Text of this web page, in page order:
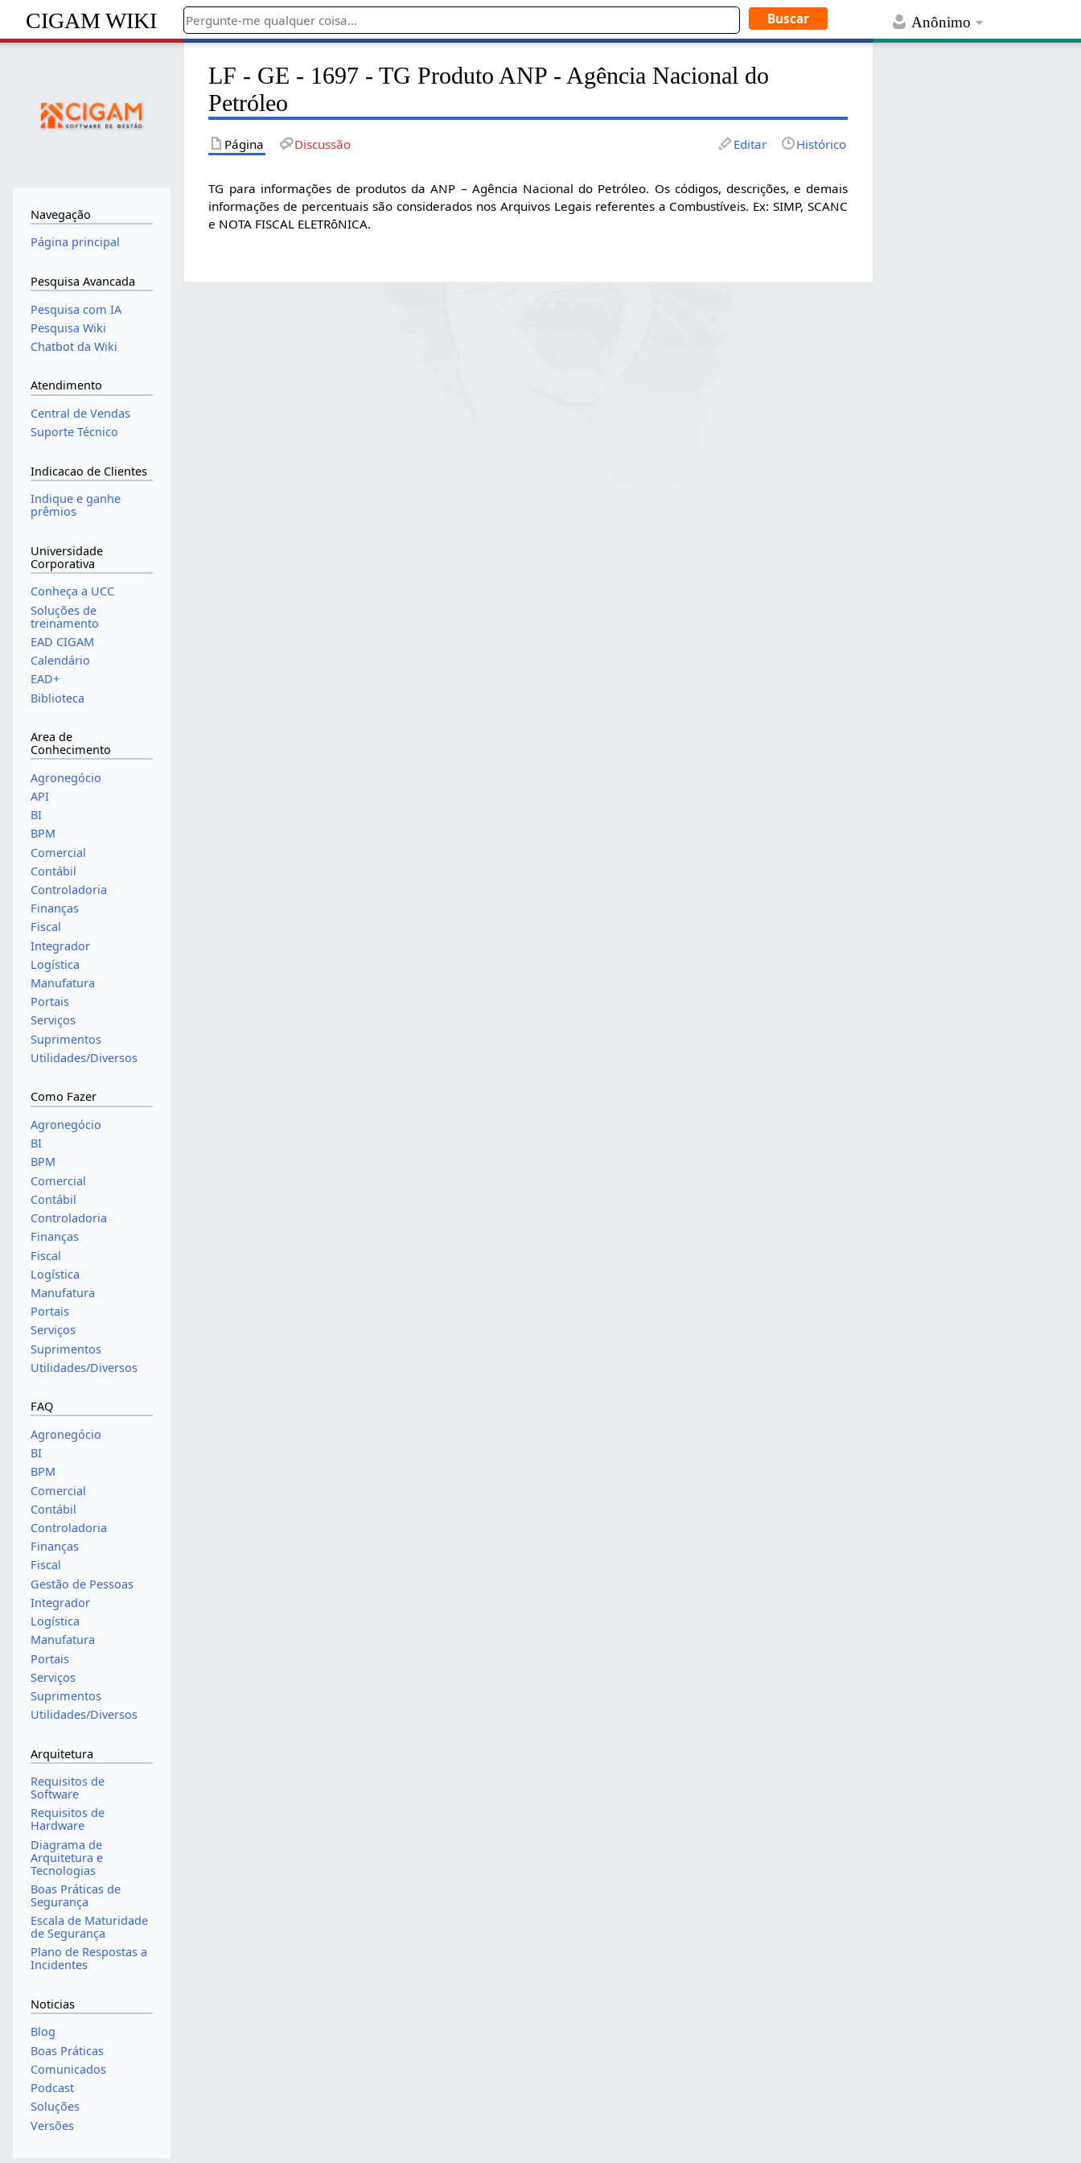
Anônimo
CIGAM WIKI
LF - GE - 1697 - TG Produto ANP - Agência Nacional do
Petróleo
Página Discussão Editar Histórico
TG para informações de produtos da ANP – Agência Nacional do Petróleo. Os códigos, descrições, e demais
informações de percentuais são considerados nos Arquivos Legais referentes a Combustíveis. Ex: SIMP, SCANC
e NOTA FISCAL ELETRôNICA.
Navegação
Página principal
Pesquisa Avancada
Pesquisa com IA
Pesquisa Wiki
Chatbot da Wiki
Atendimento
Central de Vendas
Suporte Técnico
Indicacao de Clientes
Indique e ganhe
prêmios
Universidade
Corporativa
Conheça a UCC
Soluções de
treinamento
EAD CIGAM
Calendário
EAD+
Biblioteca
Area de
Conhecimento
Agronegócio
API
BI
BPM
Comercial
Contábil
Controladoria
Finanças
Fiscal
Integrador
Logística
Manufatura
Portais
Serviços
Suprimentos
Utilidades/Diversos
Como Fazer
Agronegócio
BI
BPM
Comercial
Contábil
Controladoria
Finanças
Fiscal
Logística
Manufatura
Portais
Serviços
Suprimentos
Utilidades/Diversos
FAQ
Agronegócio
BI
BPM
Comercial
Contábil
Controladoria
Finanças
Fiscal
Gestão de Pessoas
Integrador
Logística
Manufatura
Portais
Serviços
Suprimentos
Utilidades/Diversos
Arquitetura
Requisitos de
Software
Requisitos de
Hardware
Diagrama de
Arquitetura e
Tecnologias
Boas Práticas de
Segurança
Escala de Maturidade
de Segurança
Plano de Respostas a
Incidentes
Noticias
Blog
Boas Práticas
Comunicados
Podcast
Soluções
Versões